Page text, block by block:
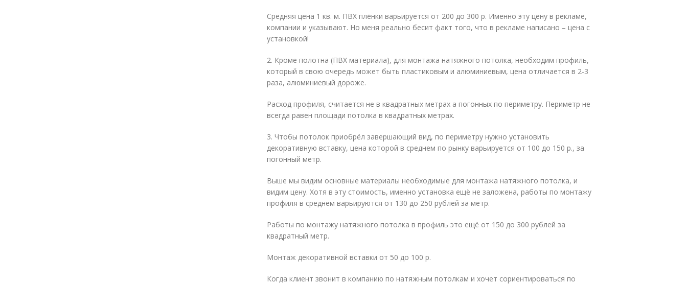
Средняя цена 1 кв. м. ПВХ плёнки варьируется от 200 до 300 р. Именно эту цену в рекламе,
компании и указывают. Но меня реально бесит факт того, что в рекламе написано – цена с
установкой!
2. Кроме полотна (ПВХ материала), для монтажа натяжного потолка, необходим профиль,
который в свою очередь может быть пластиковым и алюминиевым, цена отличается в 2-3
раза, алюминиевый дороже.
Расход профиля, считается не в квадратных метрах а погонных по периметру. Периметр не
всегда равен площади потолка в квадратных метрах.
3. Чтобы потолок приобрёл завершающий вид, по периметру нужно установить
декоративную вставку, цена которой в среднем по рынку варьируется от 100 до 150 р., за
погонный метр.
Выше мы видим основные материалы необходимые для монтажа натяжного потолка, и
видим цену. Хотя в эту стоимость, именно установка ещё не заложена, работы по монтажу
профиля в среднем варьируются от 130 до 250 рублей за метр.
Работы по монтажу натяжного потолка в профиль это ещё от 150 до 300 рублей за
квадратный метр.
Монтаж декоративной вставки от 50 до 100 р.
Когда клиент звонит в компанию по натяжным потолкам и хочет сориентироваться по